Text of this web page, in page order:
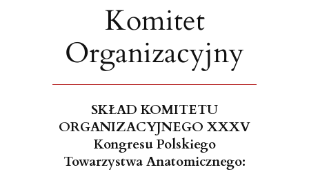
Komitet
Organizacyjny
SKŁAD KOMITETU
ORGANIZACYJNEGO XXXV
Kongresu Polskiego
Towarzystwa Anatomicznego: